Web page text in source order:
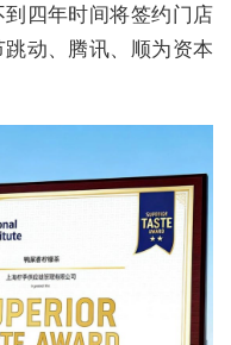
四年时间将签约门店
动、腾讯、顺为资本